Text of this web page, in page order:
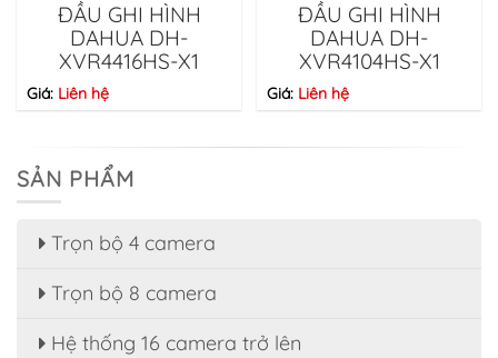
ĐẦU GHI HÌNH
DAHUA DH-
XVR4416HS-X1
Giá: Liên hệ
ĐẦU GHI HÌNH
DAHUA DH-
XVR4104HS-X1
Giá: Liên hệ
SẢN PHẨM
Trọn bộ 4 camera
Trọn bộ 8 camera
Hệ thống 16 camera trở lên